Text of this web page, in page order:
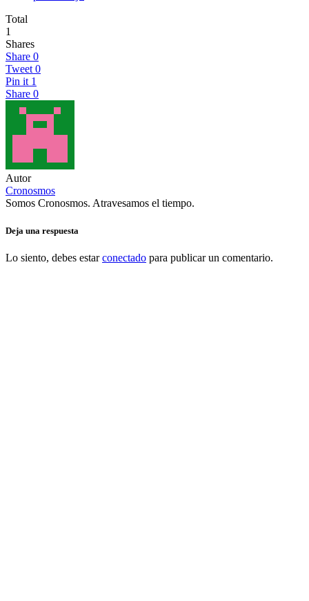
Total
1
Shares
Share 0
Tweet 0
Pin it 1
Share 0
Autor
Cronosmos
Somos Cronosmos. Atravesamos el tiempo.
Deja una respuesta
Lo siento, debes estarconectado para publicar un comentario.